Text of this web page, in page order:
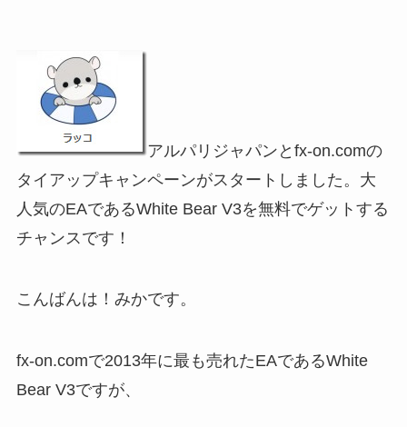
アルパリジャパンとfx-on.comの
タイアップキャンペーンがスタートしました。大
人気のEAであるWhite Bear V3を無料でゲットする
チャンスです！
こんばんは！みかです。
fx-on.comで2013年に最も売れたEAであるWhite
Bear V3ですが、